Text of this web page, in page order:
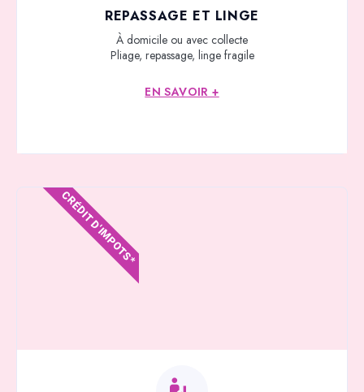
REPASSAGE ET LINGE
À domicile ou avec collecte
Pliage, repassage, linge fragile
EN SAVOIR +
CRÉDIT D'IMPOTS*